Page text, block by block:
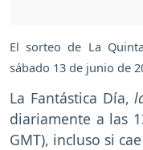
El sorteo de La
sábado 13 de junio de
La Fantástica Día,
diariamente a las
GMT), incluso si